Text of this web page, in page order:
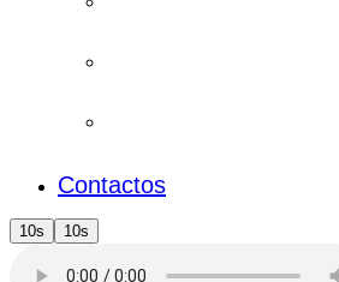
Contactos
10s 10s